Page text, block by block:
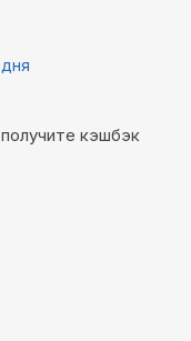
кэшбэк